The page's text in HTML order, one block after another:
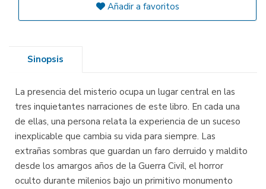
Añadir a favoritos
Sinopsis
La presencia del misterio ocupa un lugar central en las
tres inquietantes narraciones de este libro. En cada una
de ellas, una persona relata la experiencia de un suceso
inexplicable que cambia su vida para siempre. Las
extrañas sombras que guardan un faro derruido y maldito
desde los amargos años de la Guerra Civil, el horror
oculto durante milenios bajo un primitivo monumento